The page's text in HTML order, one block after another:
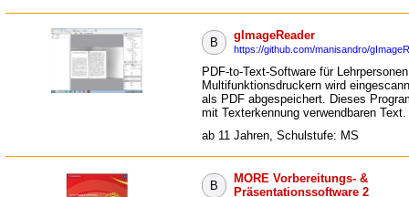
B
gImageReader
https://github.com/manisandro/
PDF-to-Text-Software für
Multifunktionsdruckern wird
als PDF abgespeichert. Dieses
mit Texterkennung verwendbaren Text.
ab 11 Jahren, Schulstufe: MS
B
MORE Vorbereitungs- &
Präsentationssoftware 2